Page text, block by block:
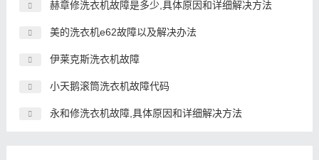
赫章修洗衣机故障是多少,具体原因和详细解决方法
美的洗衣机e62故障以及解决办法
伊莱克斯洗衣机故障
小天鹅滚筒洗衣机故障代码
永和修洗衣机故障,具体原因和详细解决方法